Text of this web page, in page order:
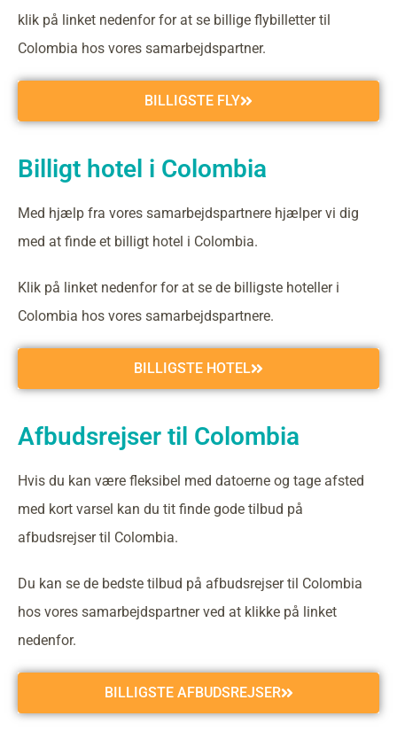
klik på linket nedenfor for at se billige flybilletter til
Colombia hos vores samarbejdspartner.
BILLIGSTE FLY
Billigt hotel i Colombia
Med hjælp fra vores samarbejdspartnere hjælper vi dig
med at finde et billigt hotel i Colombia.
Klik på linket nedenfor for at se de billigste hoteller i
Colombia hos vores samarbejdspartnere.
BILLIGSTE HOTEL
Afbudsrejser til Colombia
Hvis du kan være fleksibel med datoerne og tage afsted
med kort varsel kan du tit finde gode tilbud på
afbudsrejser til Colombia.
Du kan se de bedste tilbud på afbudsrejser til Colombia
hos vores samarbejdspartner ved at klikke på linket
nedenfor.
BILLIGSTE AFBUDSREJSER